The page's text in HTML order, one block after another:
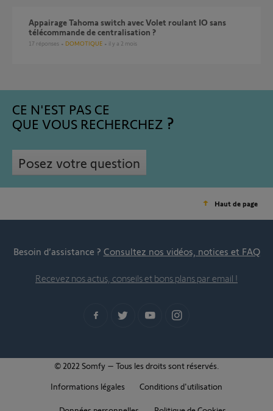
Appairage Tahoma switch avec Volet roulant IO sans
télécommande de centralisation ?
17 réponses DOMOTIQUE il y a 2 mois
CE N'EST PAS CE
QUE VOUS RECHERCHEZ
Posez votre question
Haut de page
Besoin d’assistance ? Consultez nos vidéos, notices et FAQ
Recevez nos actus, conseils et bons plans par email !
© 2022 Somfy – Tous les droits sont réservés.
Informations légales
Conditions d'utilisation